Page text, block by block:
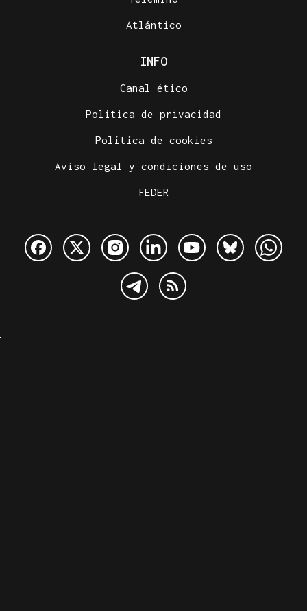
Atlántico
INFO
Canal ético
Política de privacidad
Política de cookies
Aviso legal y condiciones de uso
FEDER